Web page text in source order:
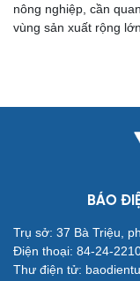
nông nghiệp, cần
vùng sản xuất rộng lớn.
BÁO
Trụ sở: 37 Bà Triệu,
Điện thoại: 84-24-
Thư điện tử: